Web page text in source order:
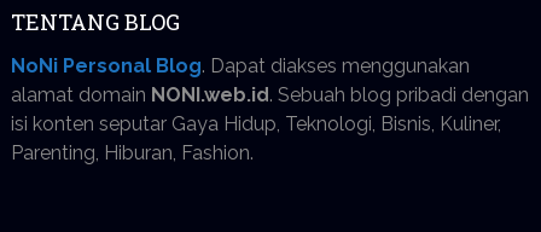
TENTANG BLOG
NoNi Personal Blog. Dapat diakses menggunakan
alamat domain NONI.web.id. Sebuah blog pribadi dengan
isi konten seputar Gaya Hidup, Teknologi, Bisnis, Kuliner,
Parenting, Hiburan, Fashion.